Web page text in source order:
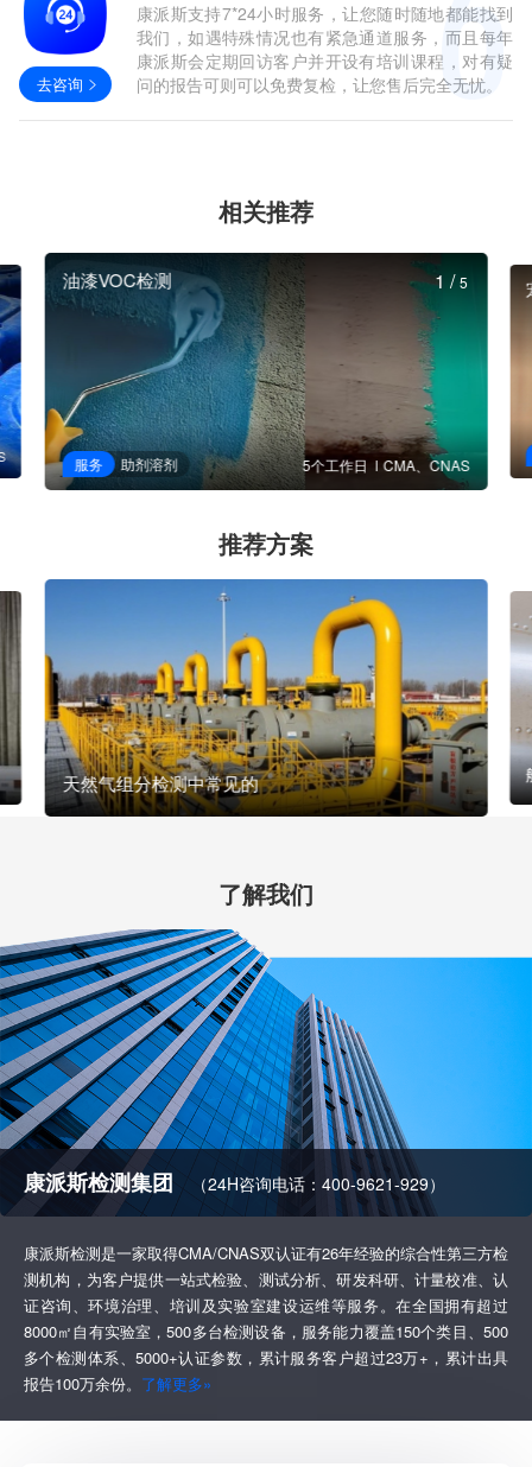
去咨询
康派斯支持7*24小时服务，让您随时随地都能找到
我们，如遇特殊情况也有紧急通道服务，而且每年
康派斯会定期回访客户并开设有培训课程，对有疑
问的报告可则可以免费复检，让您售后完全无忧。
相关推荐
油漆VOC检测
服务 助剂溶剂 5个工作日 CMA、CNAS
1 /5
推荐方案
天然气组分检测中常见的
了解我们
康派斯检测集团 （24H咨询电话：400-9621-929）
康派斯检测是一家取得CMA/CNAS双认证有26年经验的综合性第三方检
测机构，为客户提供一站式检验、测试分析、研发科研、计量校准、认
证咨询、环境治理、培训及实验室建设运维等服务。在全国拥有超过
8000㎡自有实验室，500多台检测设备，服务能力覆盖150个类目、500
多个检测体系、5000+认证参数，累计服务客户超过23万+，累计出具
报告100万余份。 了解更多»